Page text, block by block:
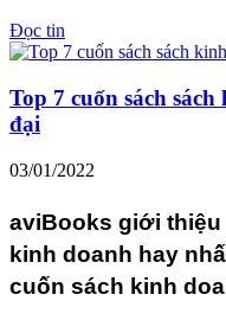
Đọc tin
Top 7 cuốn sách
đại
03/01/2022
aviBooks giới
kinh doanh hay
cuốn sách kinh